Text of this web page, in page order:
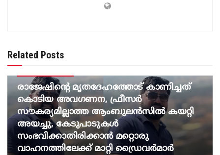
Related Posts
രാജേഷിന്റെ മൃതദേഹത്തോട് കാണിച്ചത്
കൊടിയ അവഗണന, ഫ്രീസര്‍
സൗകര്യമില്ലാത്ത ആംബുലന്‍സില്‍ കയറ്റി
അയച്ചു, കേടുപാടുകള്‍
സംഭവിക്കാതിരിക്കാന്‍ മറ്റൊരു
വാഹനത്തിലേക്ക് മാറ്റി ഡ്രൈവര്‍മാര്‍